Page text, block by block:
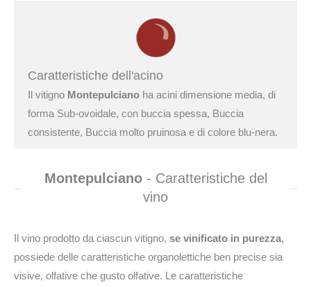
Caratteristiche dell'acino
Il vitigno Montepulciano ha acini dimensione media, di
forma Sub-ovoidale, con buccia spessa, Buccia
consistente, Buccia molto pruinosa e di colore blu-nera.
Montepulciano- Caratteristiche del
vino
Il vino prodotto da ciascun vitigno, se vinificato in purezza,
possiede delle caratteristiche organolettiche ben precise sia
visive, olfative che gusto olfative. Le caratteristiche